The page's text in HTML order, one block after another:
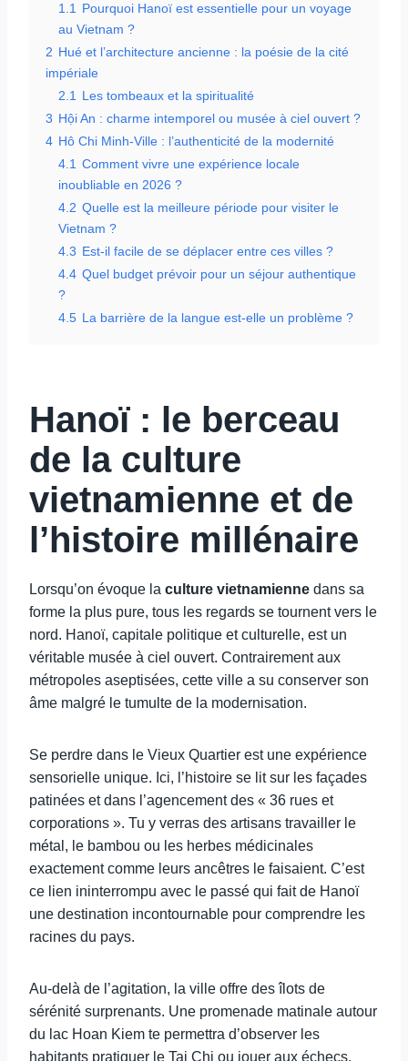
1.1
Pourquoi Hanoï est essentielle pour un voyage
au Vietnam ?
2 Hué et l’architecture ancienne : la poésie de la cité
impériale
2.1
Les tombeaux et la spiritualité
3 Hội An : charme intemporel ou musée à ciel ouvert ?
4 Hô Chi Minh-Ville : l’authenticité de la modernité
4.1 Comment vivre une expérience locale
inoubliable en 2026 ?
4.2 Quelle est la meilleure période pour visiter le
Vietnam ?
4.3 Est-il facile de se déplacer entre ces villes ?
4.4 Quel budget prévoir pour un séjour authentique
?
4.5 La barrière de la langue est-elle un problème ?
Hanoï : le berceau
de la culture
vietnamienne et de
l’histoire millénaire
Lorsqu’on évoque la culture vietnamienne dans sa
forme la plus pure, tous les regards se tournent vers le
nord. Hanoï, capitale politique et culturelle, est un
véritable musée à ciel ouvert. Contrairement aux
métropoles aseptisées, cette ville a su conserver son
âme malgré le tumulte de la modernisation.
Se perdre dans le Vieux Quartier est une expérience
sensorielle unique. Ici, l’histoire se lit sur les façades
patinées et dans l’agencement des « 36 rues et
corporations ». Tu y verras des artisans travailler le
métal, le bambou ou les herbes médicinales
exactement comme leurs ancêtres le faisaient. C’est
ce lien ininterrompu avec le passé qui fait de Hanoï
une destination incontournable pour comprendre les
racines du pays.
Au-delà de l’agitation, la ville offre des îlots de
sérénité surprenants. Une promenade matinale autour
du lac Hoan Kiem te permettra d’observer les
habitants pratiquer le Tai Chi ou jouer aux échecs,